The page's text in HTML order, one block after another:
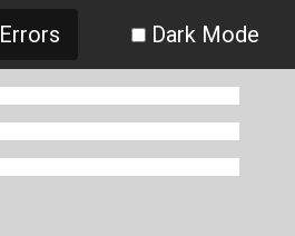
Errors Dark Mode